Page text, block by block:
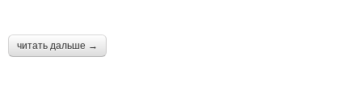
читать дальше →